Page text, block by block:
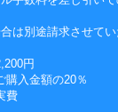
は別途請求させて
円
購入金額の20％
費